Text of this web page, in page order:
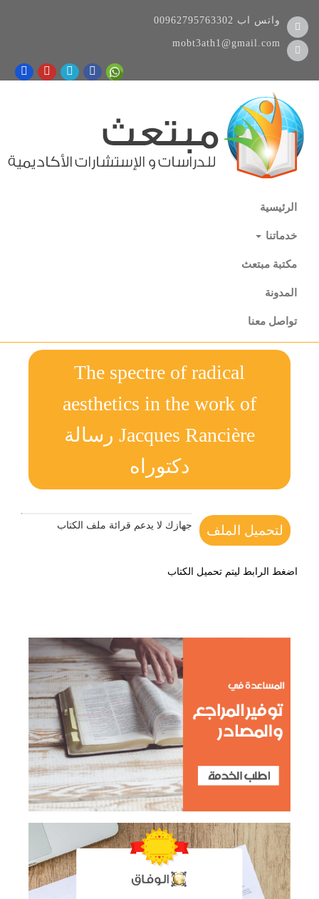
00962795763302 واتس اب
mobt3ath1@gmail.com
الرئيسية
خدماتنا
مكتبة مبتعث
المدونة
تواصل معنا
The spectre of radical
aesthetics in the work of
Jacques Rancière رسالة
دكتوراه
لتحميل الملف جهازك لا يدعم قرائة ملف الكتاب
اضغط الرابط ليتم تحميل الكتاب